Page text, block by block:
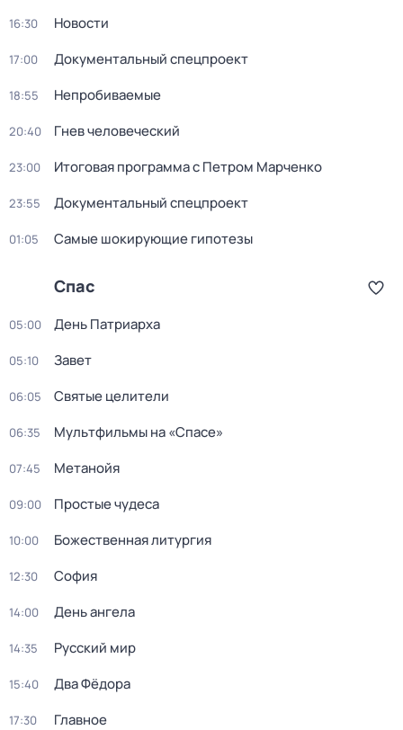
16:30 Новости
17:00 Документальный спецпроект
18:55 Непробиваемые
20:40 Гнев человеческий
23:00 Итоговая программа с Петром Марченко
23:55 Документальный спецпроект
01:05 Самые шoкиpующие гипотезы
Спас
05:00 День Патриарха
05:10 Завет
06:05 Святые целители
06:35 Мультфильмы на «Спасе»
07:45 Метанойя
09:00 Простые чудеса
10:00 Божeственная литуpгия
12:30 София
14:00 День ангела
14:35 Русский мир
15:40 Два Фёдора
17:30 Главное